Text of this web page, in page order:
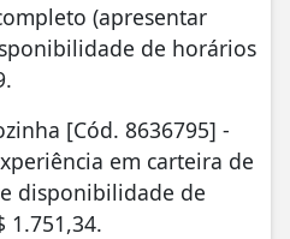
(apresentar
de horários
[Cód. 8636795] -
em carteira de
disponibilidade de
1.751,34.